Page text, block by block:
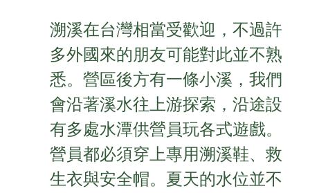
溯溪在台灣相當受歡迎，不過許
多外國來的朋友可能對此並不熟
悉。營區後方有一條小溪，我們
會沿著溪水往上游探索，沿途設
有多處水潭供營員玩各式遊戲。
營員都必須穿上專用溯溪鞋、救
生衣與安全帽。夏天的水位並不